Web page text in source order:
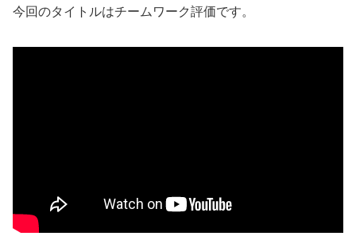
今回のタイトルはチームワーク評価です。